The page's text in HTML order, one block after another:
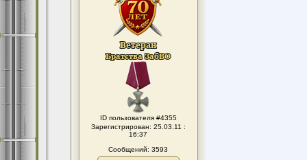
ID пользователя #4355
Зарегистрирован: 25.03.11 :
16:37
Сообщений: 3593